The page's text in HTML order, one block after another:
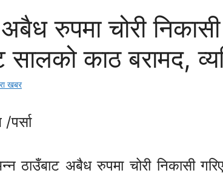
अबैध रुपमा चोरी
सालको काठ बरामद,
खबर
पर्सा
ठाउँबाट अबैध रुपमा चोरी निकासी